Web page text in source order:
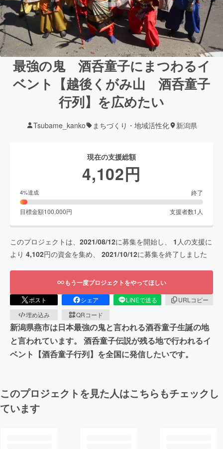
最強の鬼 酒呑童子にまつわるイ
ベント【越後くがみ山 酒呑童子
行列】を広めたい
Tsubame_kanko まちづくり・地域活性化 新潟県
現在の支援総額
4,102円
4%達成 終了
目標金額100,000円 支援者数1 人
このプロジェクトは、 2021/08/12に募集を開始し、 1 人の支援に
より 4,102円の資金を集め、 2021/10/12に募集を終了しました
もう一度プロジェクトをやってほしい
ポスト シェア LINEで送る
URLコピー
埋め込み
QRコード
新潟県燕市は日本最強の鬼と言われる酒吞童子生誕の地
と言われています。 酒呑童子伝説が残る地で行われるイ
ベント【酒呑童子行列】を全国に発信したいです。
このプロジェクトを見た人はこちらもチェックし
ています